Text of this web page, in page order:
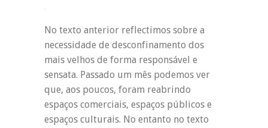
No texto anterior reflectimos sobre a
necessidade de desconfinamento dos
mais velhos de forma responsável e
sensata. Passado um mês podemos ver
que, aos poucos, foram reabrindo
espaços comerciais, espaços públicos e
espaços culturais. No entanto no texto